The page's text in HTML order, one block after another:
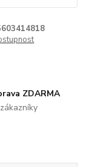
ZDARMA